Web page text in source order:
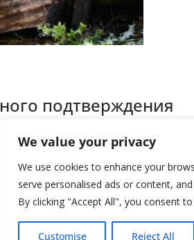
We value your privacy
We use cookies to enhance your
serve personalised ads or content,
By clicking "Accept All", you consent
Customise Reject All
подтверждения